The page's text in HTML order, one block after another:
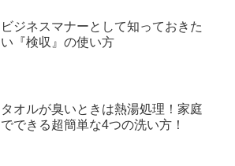
ビジネスマナーとして知っておきた
い『検収』の使い方
タオルが臭いときは熱湯処理！家庭
でできる超簡単な4つの洗い方！